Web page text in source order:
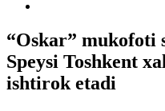
“Oskar”
Speysi Toshkent
ishtirok etadi